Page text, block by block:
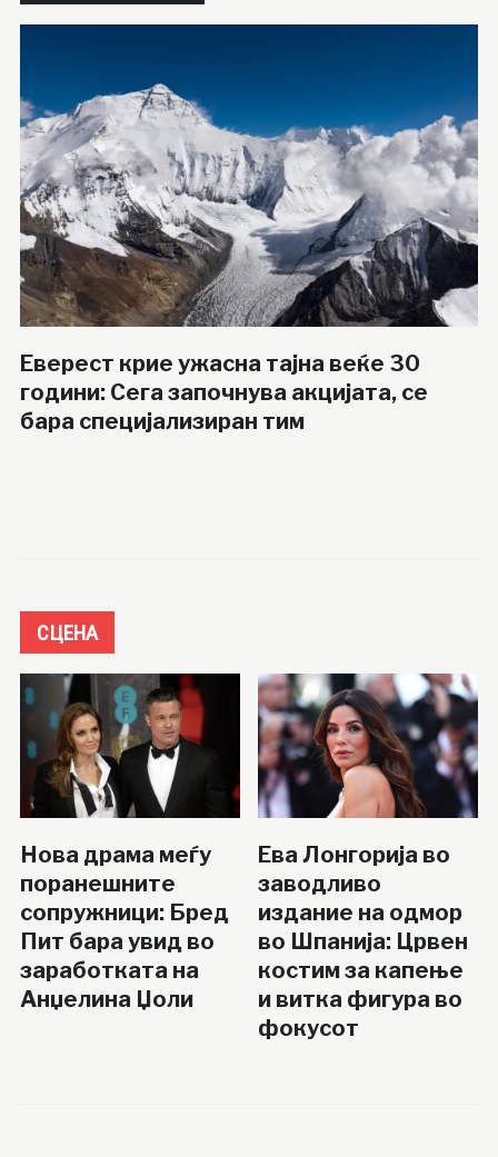
Еверест крие ужасна тајна веќе 30
години: Сега започнува акцијата, се
бара специјализиран тим
СЦЕНА
Нова драма меѓу
поранешните
сопружници: Бред
Пит бара увид во
заработката на
Анџелина Џоли
Ева Лонгорија во
заводливо
издание на одмор
во Шпанија: Црвен
костим за капење
и витка фигура во
фокусот